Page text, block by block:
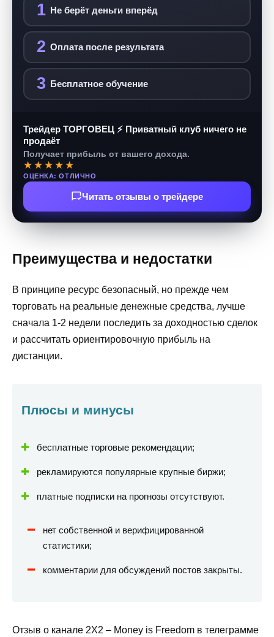
1 Не берёт деньги вперёд
2 Оплата после результата
3 Бесплатное обучение
Трейдер ТОРГОВЕЦ ⚡ Приватный клуб ничего не
продаёт
Получает прибыль от вашего дохода.
★★★★★
ОЦЕНКА: ОТЛИЧНО
Читать отзывы о трейдере
Преимущества и недостатки
В принципе ресурс безопасный, но прежде чем
торговать на реальные денежные средства, лучше
сначала 1-2 недели последить за доходностью сделок
и рассчитать ориентировочную прибыль на
дистанции.
Плюсы и минусы
бесплатные торговые рекомендации;
рекламируются популярные крупные биржи;
платные подписки на прогнозы отсутствуют.
нет собственной и верифицированной
статистики;
комментарии для обсуждений постов закрыты.
Отзыв о канале 2Х2 – Money is Freedom в телеграмме